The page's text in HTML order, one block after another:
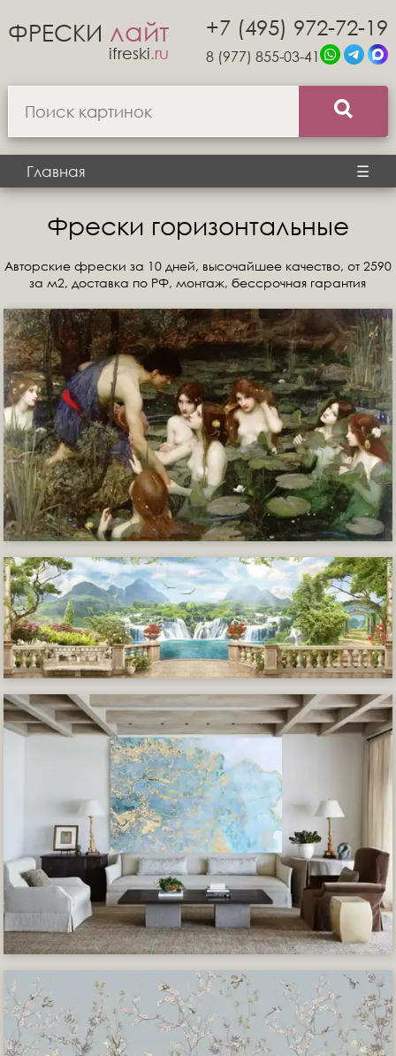
ФРЕСКИ лайт
ifreski.ru
+7 (495) 972-72-19
8 (977) 855-03-41
Главная ☰
Фрески горизонтальные
Авторские фрески за 10 дней, высочайшее качество, от 2590
за м2, доставка по РФ, монтаж, бессрочная гарантия